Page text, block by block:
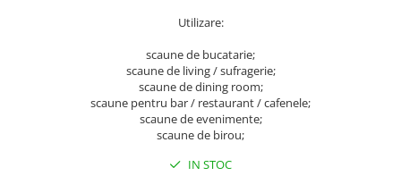
Utilizare:
scaune de bucatarie;
scaune de living / sufragerie;
scaune de dining room;
scaune pentru bar / restaurant / cafenele;
scaune de evenimente;
scaune de birou;
IN STOC